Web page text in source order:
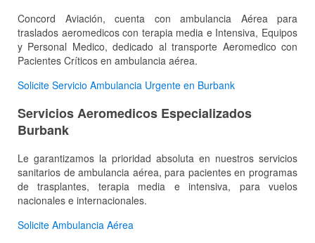
Concord Aviación, cuenta con ambulancia Aérea para
traslados aeromedicos con terapia media e Intensiva, Equipos
y Personal Medico, dedicado al transporte Aeromedico con
Pacientes Críticos en ambulancia aérea.
Solicite Servicio Ambulancia Urgente en Burbank
Servicios Aeromedicos Especializados
Burbank
Le garantizamos la prioridad absoluta en nuestros servicios
sanitarios de ambulancia aérea, para pacientes en programas
de trasplantes, terapia media e intensiva, para vuelos
nacionales e internacionales.
Solicite Ambulancia Aérea